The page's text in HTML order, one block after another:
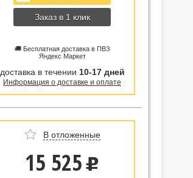
Заказ в 1 клик
🚚 Бесплатная доставка в ПВЗ
Яндекс Маркет
доставка в течении 10-17 дней
Информация о доставке и оплате
В отложенные
15 525 u